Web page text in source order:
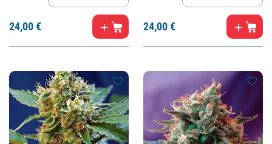
24,00€ 24,00€